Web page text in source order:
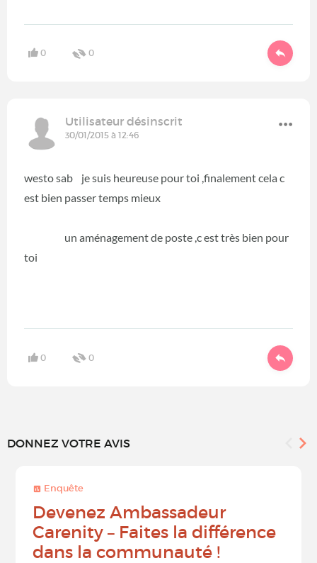
0 0
Utilisateur désinscrit
30/01/2015 à 12:46
westo sab je suis heureuse pour toi ,finalement cela c
est bien passer temps mieux
un aménagement de poste ,c est très bien pour
toi
0 0
DONNEZ VOTRE AVIS
Enquête
Devenez Ambassadeur
Carenity – Faites la différence
dans la communauté !